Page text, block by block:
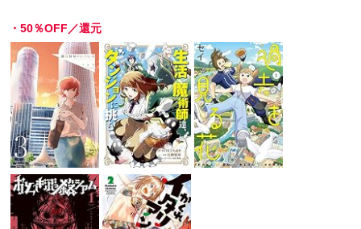
・50％OFF／還元